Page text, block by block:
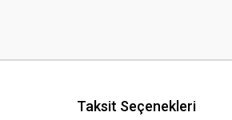
Taksit Seçenekleri